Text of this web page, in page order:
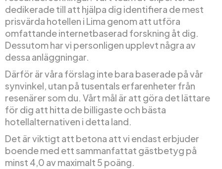
dedikerade till att hjälpa dig identifiera de mest
prisvärda hotellen i Lima genom att utföra
omfattande internetbaserad forskning åt dig.
Dessutom har vi personligen upplevt några av
dessa anläggningar.
Därför är våra förslag inte bara baserade på vår
synvinkel, utan på tusentals erfarenheter från
resenärer som du. Vårt mål är att göra det lättare
för dig att hitta de billigaste och bästa
hotellalternativen i detta land.
Det är viktigt att betona att vi endast erbjuder
boende med ett sammanfattat gästbetyg på
minst 4,0 av maximalt 5 poäng.